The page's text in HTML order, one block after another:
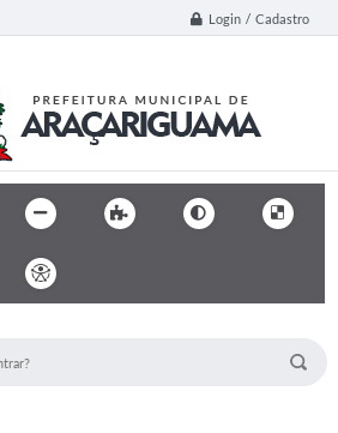
Login / Cadastro